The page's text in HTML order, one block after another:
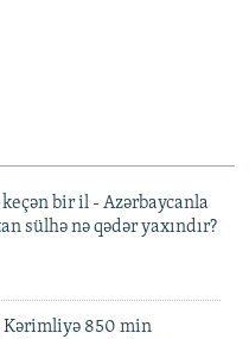
keçən bir il - Azərbaycanla
sülhə nə qədər yaxındır?
Kərimliyə 850 min